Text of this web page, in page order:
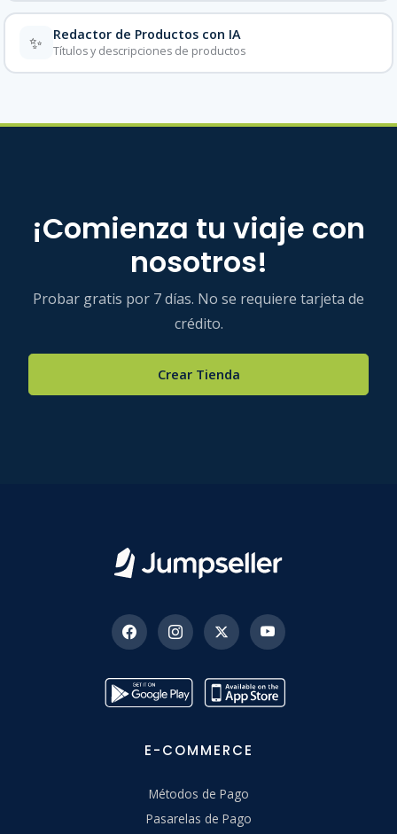
✨ Redactor de Productos con IA
Títulos y descripciones de productos
¡Comienza tu viaje con
nosotros!
Probar gratis por 7 días. No se requiere tarjeta de
crédito.
Crear Tienda
E-COMMERCE
Métodos de Pago
Pasarelas de Pago